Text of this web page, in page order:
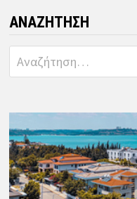
ΑΝΑΖΉΤΗΣΗ
Αναζήτηση
για: